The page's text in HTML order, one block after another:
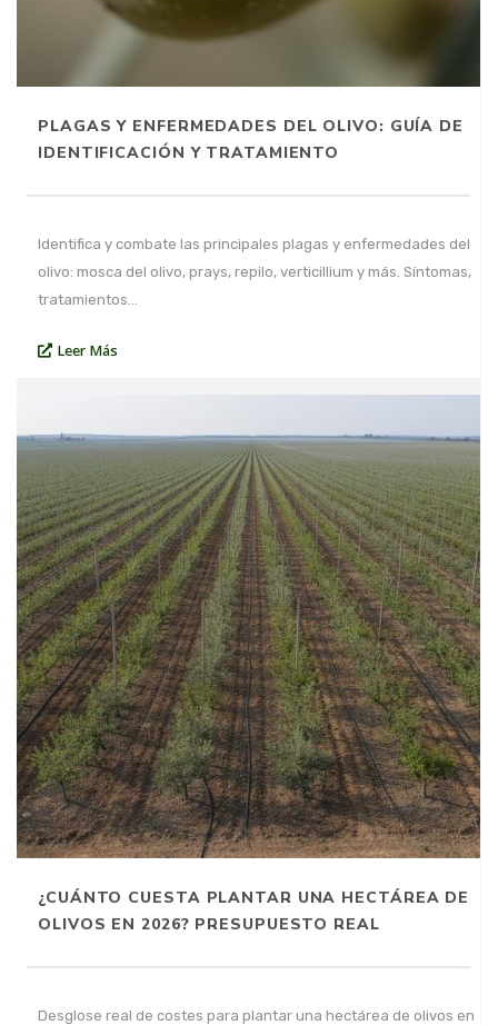
PLAGAS Y ENFERMEDADES DEL OLIVO: GUÍA DE
IDENTIFICACIÓN Y TRATAMIENTO
Identifica y combate las principales plagas y enfermedades del
olivo: mosca del olivo, prays, repilo, verticillium y más. Síntomas,
tratamientos…
Leer Más
¿CUÁNTO CUESTA PLANTAR UNA HECTÁREA DE
OLIVOS EN 2026? PRESUPUESTO REAL
Desglose real de costes para plantar una hectárea de olivos en